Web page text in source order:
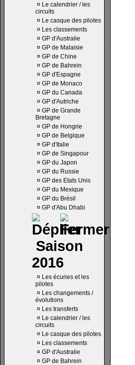
¤ Le calendrier / les
circuits
¤ Le casque des pilotes
¤ Les classements
¤ GP d'Australie
¤ GP de Malaisie
¤ GP de Chine
¤ GP de Bahrein
¤ GP d'Espagne
¤ GP de Monaco
¤ GP du Canada
¤ GP d'Autriche
¤ GP de Grande
Bretagne
¤ GP de Hongrie
¤ GP de Belgique
¤ GP d'Italie
¤ GP de Singapour
¤ GP du Japon
¤ GP du Russie
¤ GP des Etats Unis
¤ GP du Mexique
¤ GP du Brésil
¤ GP d'Abu Dhabi
Saison
2016
¤ Les écuries et les
pilotes
¤ Les changements /
évolutions
¤ Les transferts
¤ Le calendrier / les
circuits
¤ Le casque des pilotes
¤ Les classements
¤ GP d'Australie
¤ GP de Bahrein